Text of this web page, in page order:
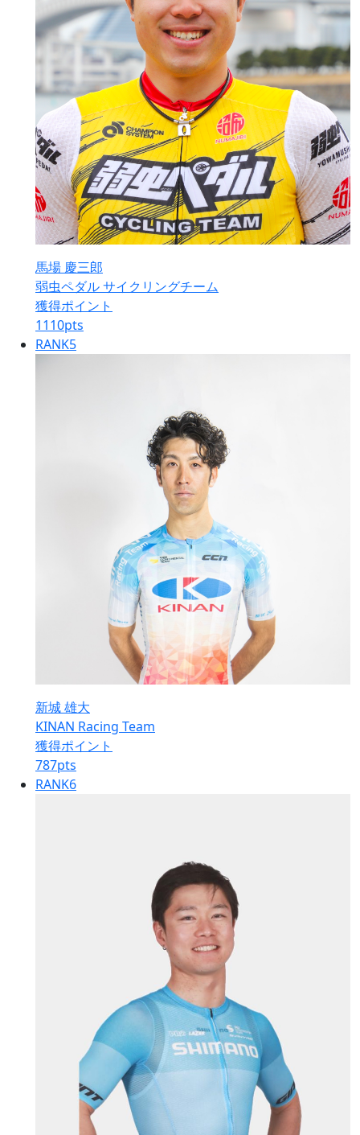
馬場 慶三郎
弱虫ペダル サイクリングチーム
獲得ポイント
1110pts
RANK5
新城 雄大
KINAN Racing Team
獲得ポイント
787pts
RANK6